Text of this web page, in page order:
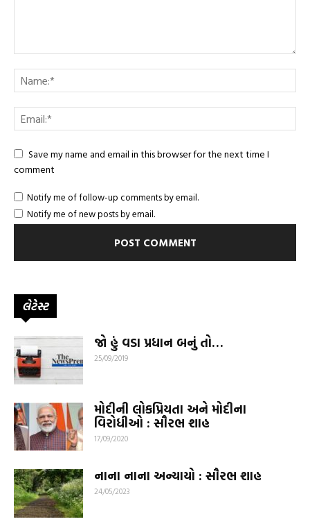
Save my name and email in this browser for the next time I
comment
Notify me of follow-up comments by email.
Notify me of new posts by email.
લેટેસ્ટ
જો હું વડા પ્રધાન બનું તો…
25/09/2019
મોદીની લોકપ્રિયતા અને મોદીના
વિરોધીઓ : સૌરભ શાહ
17/09/2020
નાના નાના અન્યાયો : સૌરભ શાહ
24/05/2023